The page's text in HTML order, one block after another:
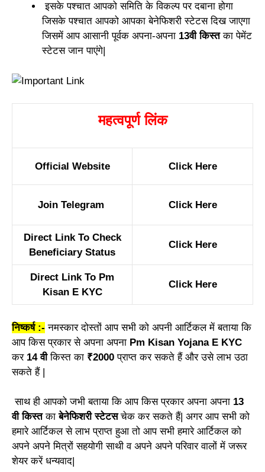
इसके पश्चात आपको समिति के विकल्प पर दबाना होगा
जिसके पश्चात आपको आपका बेनेफिशरी स्टेटस दिख जाएगा
जिसमें आप आसानी पूर्वक अपना-अपना 13वी किस्तका पेमेंट
स्टेटस जान पाएंगे|
महत्वपूर्ण लिंक
Official Website Click Here
Join Telegram Click Here
Direct Link To Check
Beneficiary Status
Click Here
Direct Link To Pm
Kisan E KYC
Click Here
निष्कर्ष :- नमस्कार दोस्तों आप सभी को अपनी आर्टिकल में बताया कि
आप किस प्रकार से अपना अपना Pm Kisan Yojana E KYC
कर 14 वीकिस्त का ₹2000प्राप्त कर सकते हैं और उसे लाभ उठा
सकते हैं |
साथ ही आपको जभी बताया कि आप किस प्रकार अपना अपना 13
वी किस्तकाबेनेफिशरी स्टेटसचेक कर सकते हैं| अगर आप सभी को
हमारे आर्टिकल से लाभ प्राप्त हुआ तो आप सभी हमारे आर्टिकल को
अपने अपने मित्रों सहयोगी साथी व अपने अपने परिवार वालों में जरूर
शेयर करें धन्यवाद|